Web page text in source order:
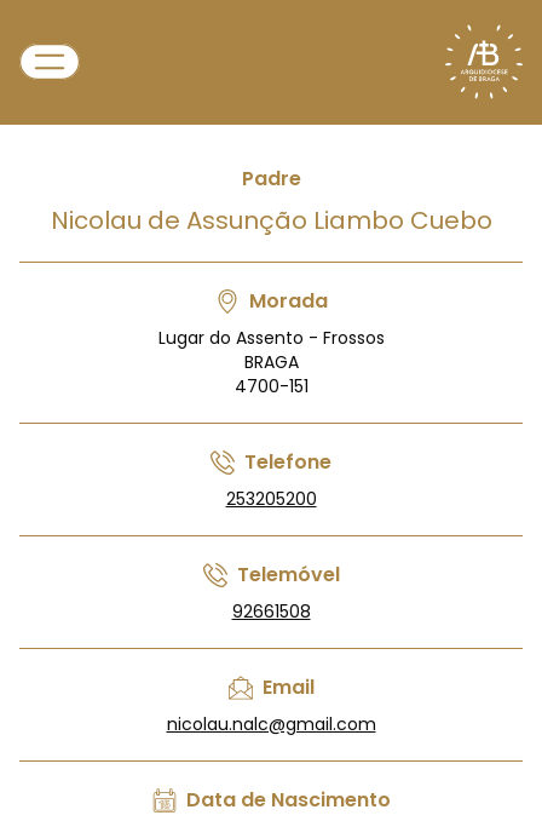
Padre
Nicolau de Assunção Liambo Cuebo
Morada
Lugar do Assento - Frossos
BRAGA
4700-151
Telefone
253205200
Telemóvel
92661508
Email
nicolau.nalc@gmail.com
Data de Nascimento